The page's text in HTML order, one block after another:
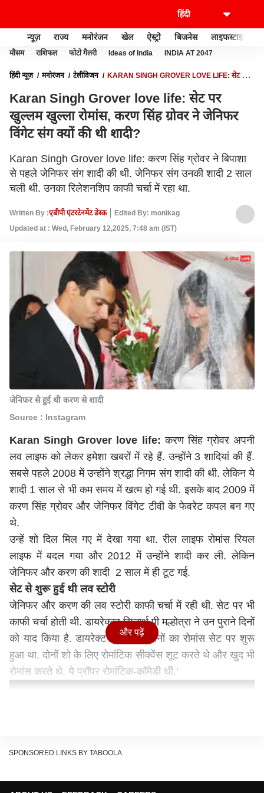
न्यूज़ राज्य मनोरंजन खेल ऐस्ट्रो बिजनेस लाइफस्टाइल
मौसम राशिफल फोटो गैलरी Ideas of India INDIA AT 2047
हिंदी न्यूज़ मनोरंजन टेलीविजन
KARAN SINGH GROVER LOVE LIFE: सेट पर
Karan Singh Grover love life: सेट पर
खुल्लम खुल्ला रोमांस, करण सिंह ग्रोवर ने जेनिफर
विंगेट संग क्यों की थी शादी?
Karan Singh Grover love life: करण सिंह ग्रोवर ने बिपाशा
से पहले जेनिफर संग शादी की थी. जेनिफर संग उनकी शादी 2 साल
चली थी. उनका रिलेशनशिप काफी चर्चा में रहा था.
Written By :एबीपी एंटरटेनमेंट डेस्क
Edited By: monikag
Updated at : Wed, February 12,2025, 7:48 am (IST)
जेनिफर से हुई थी करण से शादी
Source : Instagram
Karan Singh Grover love life:करण सिंह ग्रोवर अपनी
लव लाइफ को लेकर हमेशा खबरों में रहे हैं. उन्होंने 3 शादियां की हैं.
सबसे पहले 2008 में उन्होंने श्रद्धा निगम संग शादी की थी. लेकिन ये
शादी 1 साल से भी कम समय में खत्म हो गई थी. इसके बाद 2009 में
करण सिंह ग्रोवर और जेनिफर विंगेट टीवी के फेवरेट कपल बन गए
थे.
उन्हें शो दिल मिल गए में देखा गया था. रील लाइफ रोमांस रियल
लाइफ में बदल गया और 2012 में उन्होंने शादी कर ली. लेकिन
जेनिफर और करण की शादी 2 साल में ही टूट गई.
सेट से शुरू हुई थी लव स्टोरी
जेनिफर और करण की लव स्टोरी काफी चर्चा में रही थी. सेट पर भी
काफी चर्चा होती थी. डायरेक्टर सिद्धार्थ पी मल्होत्रा ने उन पुराने दिनों
को याद किया है. डायरेक्टर ने कहा, 'दोनों का रोमांस सेट पर शुरू
हुआ था. दोनों शो के लिए रोमांटिक सीक्वेंस शूट करते थे और खुद भी
रोमांस करते थे. ये प्रॉपर रोमांटिक-कॉमेडी थी.'
और पढ़ें
SPONSORED LINKS BY TABOOLA